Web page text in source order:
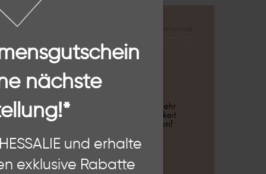
als Nutzer findest Du in
nächste
und erhalte
exklusive Rabatte